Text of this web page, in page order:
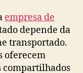
empresa de
depende da
transportado.
oferecem
compartilhados